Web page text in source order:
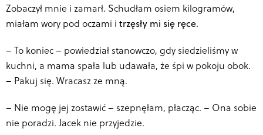
Zobaczył mnie i zamarł. Schudłam osiem kilogramów,
miałam wory pod oczami i trzęsły mi się ręce.
– To koniec – powiedział stanowczo, gdy siedzieliśmy w
kuchni, a mama spała lub udawała, że śpi w pokoju obok.
– Pakuj się. Wracasz ze mną.
– Nie mogę jej zostawić – szepnęłam, płacząc. – Ona sobie
nie poradzi. Jacek nie przyjedzie.